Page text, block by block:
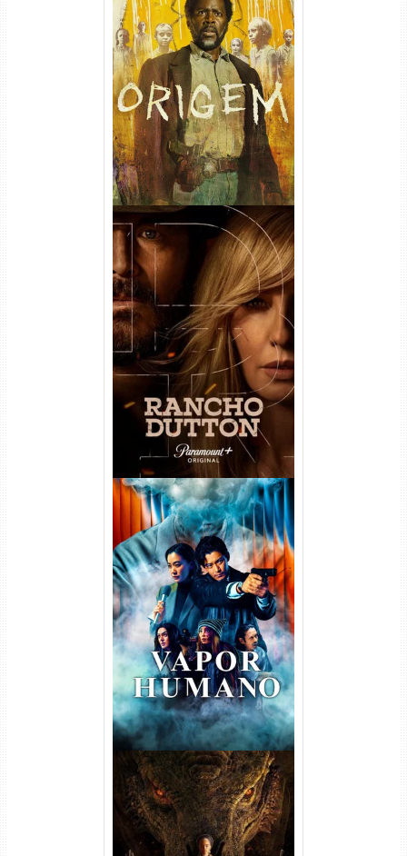
Origem 4ª Temporada Torrent
(2026) WEB-DL 1080p/4K
Dual Áudio
Rancho Dutton 1ª
Temporada Torrent (2026)
WEB-DL 1080p Dual Áudio
Vapor Humano 1ª Temporada
Torrent (2026) WEB-DL 1080p
Dual Áudio